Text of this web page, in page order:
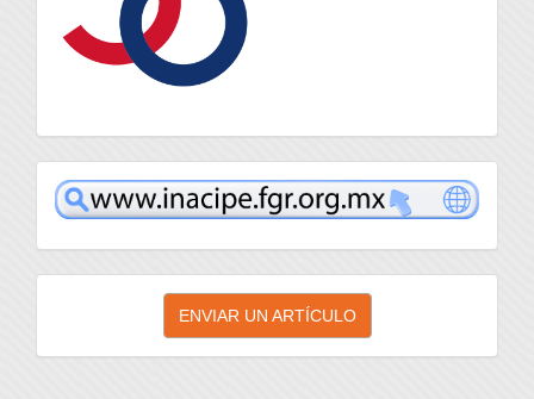
inacipe
Enviar
artículo
ENVIAR UN ARTÍCULO